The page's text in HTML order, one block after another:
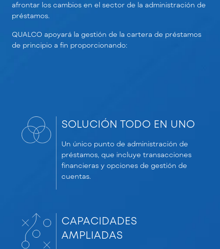
afrontar los cambios en el sector de la administración de
préstamos.
QUALCO apoyará la gestión de la cartera de préstamos
de principio a fin proporcionando:
SOLUCIÓN TODO EN UNO
Un único punto de administración de
préstamos, que incluye transacciones
financieras y opciones de gestión de
cuentas.
CAPACIDADES
AMPLIADAS